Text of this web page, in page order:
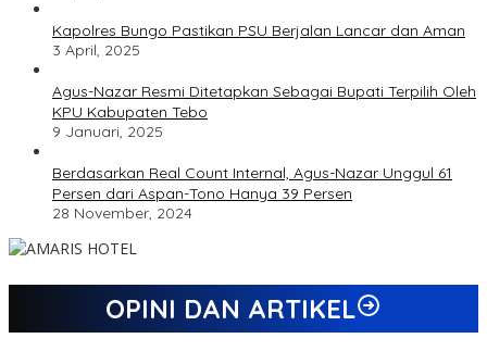
Kapolres Bungo Pastikan PSU Berjalan Lancar dan Aman
3 April, 2025
Agus-Nazar Resmi Ditetapkan Sebagai Bupati Terpilih Oleh
KPU Kabupaten Tebo
9 Januari, 2025
Berdasarkan Real Count Internal, Agus-Nazar Unggul 61
Persen dari Aspan-Tono Hanya 39 Persen
28 November, 2024
OPINI DAN ARTIKEL